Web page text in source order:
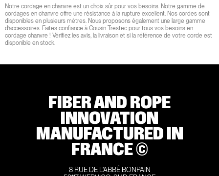
Notre cordage en chanvre est un choix sûr pour vos besoins. Notre gamme de
cordages en chanvre offre une résistance à la rupture excellent. Nos cordes sont
disponibles en plusieurs mètres. Nous proposons également une large gamme
d’accessoires. Faites confiance à Cousin Trestec pour tous vos besoins en
cordage chanvre ! Vérifiez les avis, la livraison et si la référence de votre corde est
disponible en stock.
FIBER AND ROPE
INNOVATION
MANUFACTURED IN
FRANCE ©
8 RUE DE L’ABBÉ BONPAIN